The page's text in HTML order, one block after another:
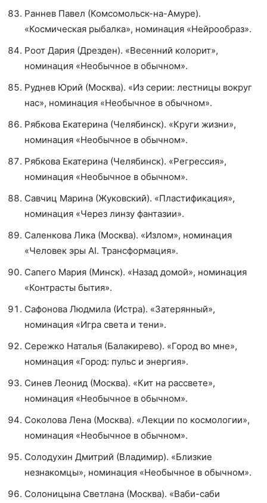
Раннев Павел (Комсомольск-на-Амуре).
«Космическая рыбалка», номинация «Нейрообраз».
Роот Дария (Дрезден). «Весенний колорит»,
номинация «Необычное в обычном».
Руднев Юрий (Москва). «Из серии: лестницы вокруг
нас», номинация «Необычное в обычном».
Рябкова Екатерина (Челябинск). «Круги жизни»,
номинация «Необычное в обычном».
Рябкова Екатерина (Челябинск). «Регрессия»,
номинация «Необычное в обычном».
Савчиц Марина (Жуковский). «Пластификация»,
номинация «Через линзу фантазии».
Саленкова Лика (Москва). «Излом», номинация
«Человек эры AI. Трансформация».
Сапего Мария (Минск). «Назад домой», номинация
«Контрасты бытия».
Сафонова Людмила (Истра). «Затерянный»,
номинация «Игра света и тени».
Сережко Наталья (Балакирево). «Город во мне»,
номинация «Город: пульс и энергия».
Синев Леонид (Москва). «Кит на рассвете»,
номинация «Необычное в обычном».
Соколова Лена (Москва). «Лекции по космологии»,
номинация «Необычное в обычном».
Солодухин Дмитрий (Владимир). «Близкие
незнакомцы», номинация «Необычное в обычном».
Солоницына Светлана (Москва). «Ваби-саби